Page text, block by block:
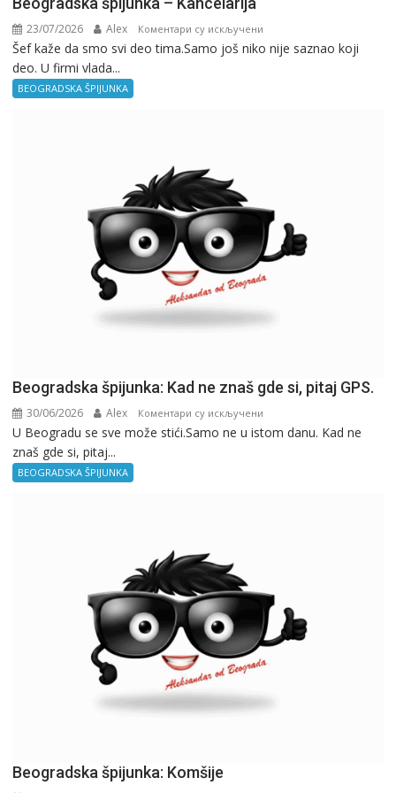
23/07/2026 Alex Коментари су искључени
Beogradska
Šef kaže da smo svi deo tima.Samo još niko nije saznao koji
deo. U firmi vlada...
BEOGRADSKA ŠPIJUNKA
Beogradska špijunka: Kad ne znaš gde si, pitaj GPS.
30/06/2026 Alex Коментари су искључени
Beogradska
U Beogradu se sve može stići.Samo ne u istom danu. Kad ne
znaš gde si, pitaj...
BEOGRADSKA ŠPIJUNKA
Beogradska špijunka: Komšije